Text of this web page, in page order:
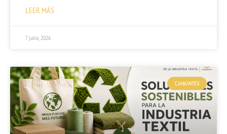
LEER MÁS
7 julio, 2026
CANAINTEX